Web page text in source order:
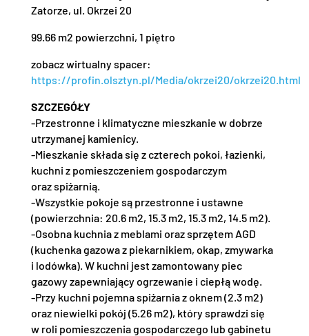
Zatorze, ul. Okrzei 20
99.66 m2 powierzchni, 1 piętro
zobacz wirtualny spacer:
https://profin.olsztyn.pl/Media/okrzei20/okrzei20.html
SZCZEGÓŁY
-Przestronne i klimatyczne mieszkanie w dobrze
utrzymanej kamienicy.
-Mieszkanie składa się z czterech pokoi, łazienki,
kuchni z pomieszczeniem gospodarczym
oraz spiżarnią.
-Wszystkie pokoje są przestronne i ustawne
(powierzchnia: 20.6 m2, 15.3 m2, 15.3 m2, 14.5 m2).
-Osobna kuchnia z meblami oraz sprzętem AGD
(kuchenka gazowa z piekarnikiem, okap, zmywarka
i lodówka). W kuchni jest zamontowany piec
gazowy zapewniający ogrzewanie i ciepłą wodę.
-Przy kuchni pojemna spiżarnia z oknem (2.3 m2)
oraz niewielki pokój (5.26 m2), który sprawdzi się
w roli pomieszczenia gospodarczego lub gabinetu